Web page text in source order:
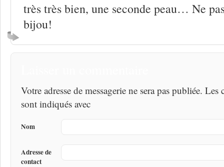
très très bien, une seconde peau… Ne
bijou!
Votre adresse de messagerie ne sera pas publiée.
sont indiqués avec
Nom
Adresse de
contact